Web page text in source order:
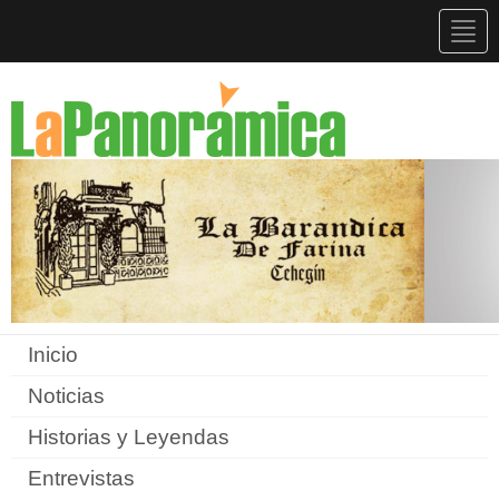
Inicio
Noticias
Historias y Leyendas
Entrevistas